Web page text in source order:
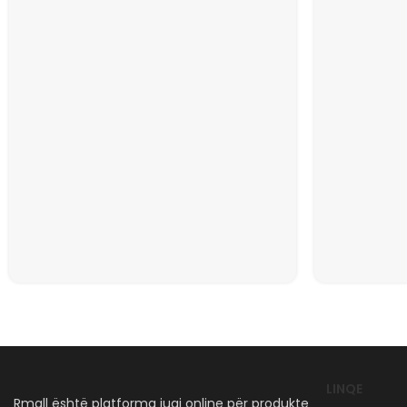
Rmall është platforma juaj online për produkte